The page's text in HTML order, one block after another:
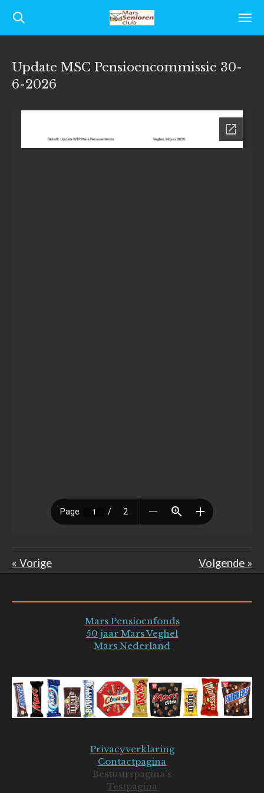
Ga
direct
de
Update MSC Pensioencommissie 30-
6-2026
« Vorige Volgende »
Mars Pensioenfonds
50 jaar Mars Veghel
Mars Nederland
Privacyverklaring
Contactpagina
Bestuurspagina's
Testpagina